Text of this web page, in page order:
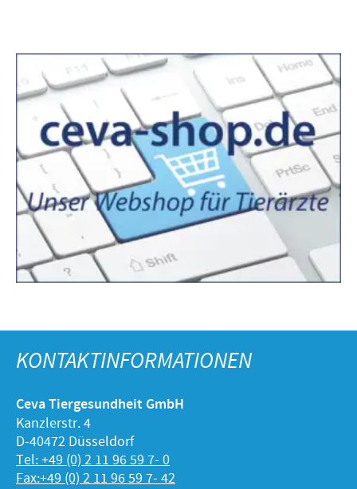
KONTAKTINFORMATIONEN
Ceva Tiergesundheit GmbH
Kanzlerstr. 4
D-40472 Düsseldorf
Tel: +49 (0) 2 11 96 59 7- 0
Fax:+49 (0) 2 11 96 59 7- 42